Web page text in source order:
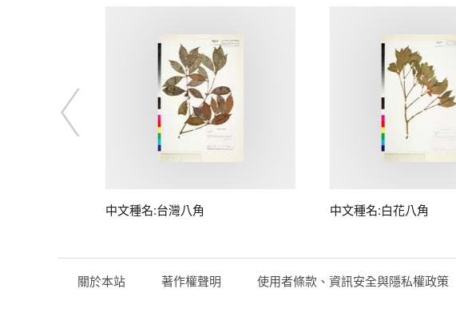
中文種名:台灣八角 中文種名:白花八角
關於本站 著作權聲明 使用者條款、資訊安全與隱私權政策